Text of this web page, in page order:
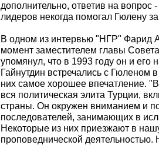
дополнительно, ответив на вопрос
лидеров некогда помогал Гюлену
В одном из интервью "НГР" Фарид
момент заместителем главы
упомянул, что в 1993 году он и его
Гайнутдин встречались с Гюленом
них самое хорошее впечатление.
вся политическая элита Турции,
страны. Он окружен вниманием и
последователей, занимающих в
Некоторые из них приезжают в
проповеднической